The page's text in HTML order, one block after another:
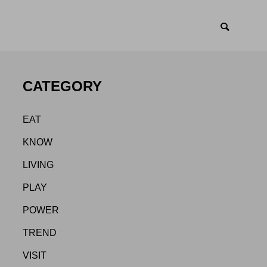
CATEGORY
EAT
KNOW
LIVING
PLAY
POWER
TREND
VISIT